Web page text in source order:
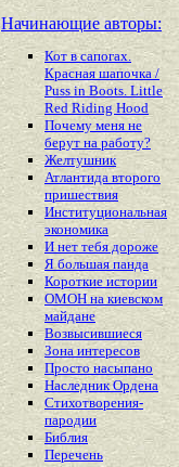
Начинающие авторы:
Кот в сапогах.
Красная шапочка /
Puss in Boots. Little
Red Riding Hood
Почему меня не
берут на работу?
Желтушник
Атлантида второго
пришествия
Институциональная
экономика
И нет тебя дороже
Я большая панда
Короткие истории
ОМОН на киевском
майдане
Возвысившиеся
Зона интересов
Просто насыпано
Наследник Ордена
Стихотворения-
пародии
Библия
Перечень